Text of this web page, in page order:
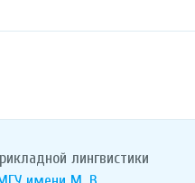
лингвистики